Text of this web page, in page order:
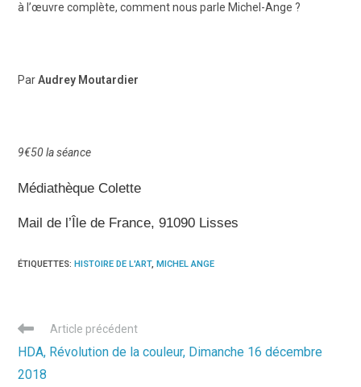
à l’œuvre complète, comment nous parle Michel-Ange ?
ParAudrey Moutardier
9€50 la séance
Médiathèque Colette
Mail de l’Île de France, 91090 Lisses
ÉTIQUETTES: HISTOIRE DE L'ART, MICHEL ANGE
Read
articles
Article précédent
HDA, Révolution de la couleur, Dimanche 16 décembre
2018